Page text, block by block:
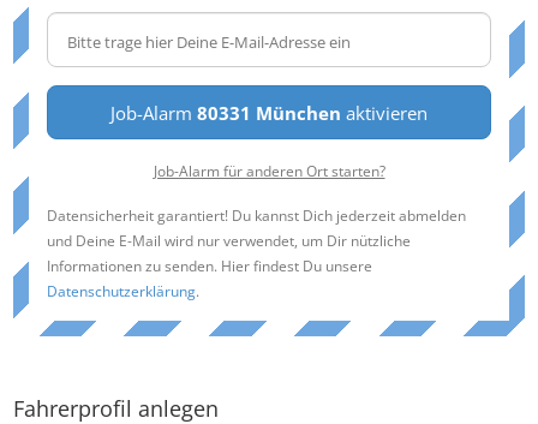
Job-Alarm 80331 München aktivieren
Job-Alarm für anderen Ort starten?
Datensicherheit garantiert! Du kannst Dich jederzeit abmelden
und Deine E-Mail wird nur verwendet, um Dir nützliche
Informationen zu senden. Hier findest Du unsere
Datenschutzerklärung.
Fahrerprofil anlegen